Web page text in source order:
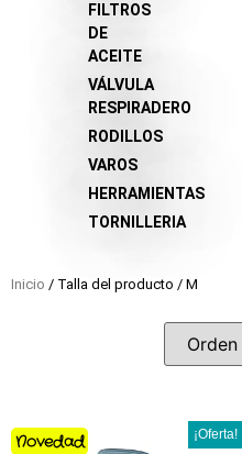
FILTROS
DE
ACEITE
VÁLVULA
RESPIRADERO
RODILLOS
VAROS
HERRAMIENTAS
TORNILLERIA
Inicio / Talla del producto / M
¡Oferta!
Novedad